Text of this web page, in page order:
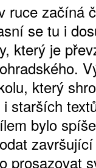
ruce začíná
se tu i
který je
který
starších
bylo
prosazovat